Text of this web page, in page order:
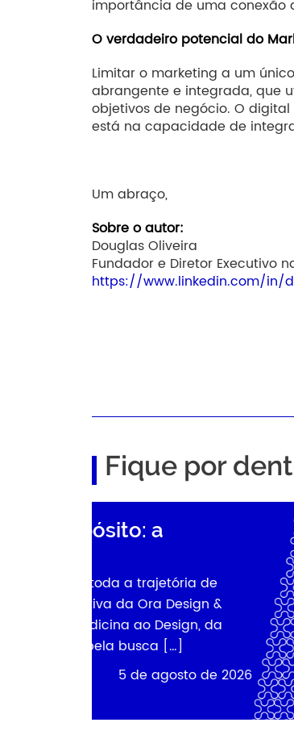
importância de uma conexão
O verdadeiro potencial do
Limitar o marketing a um
abrangente e integrada, que
objetivos de negócio. O
está na capacidade de
Um abraço,
Sobre o autor:
Douglas Oliveira
Fundador e Diretor Executivo
https://www.linkedin.com/in/
Fique por